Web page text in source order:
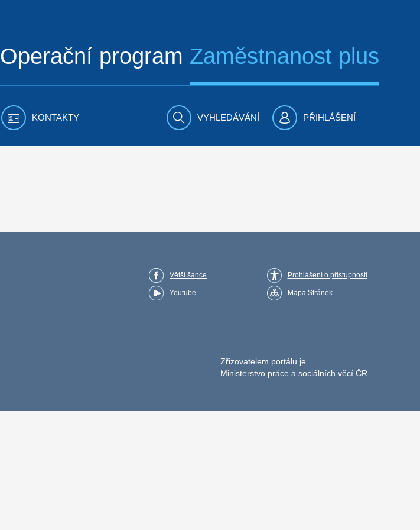
Operační program Zaměstnanost plus
KONTAKTY VYHLEDÁVÁNÍ PŘIHLÁŠENÍ
Větší šance
Youtube
Prohlášení o přístupnosti
Mapa Stránek
Zřizovatelem portálu je
Ministerstvo práce a sociálních věcí ČR